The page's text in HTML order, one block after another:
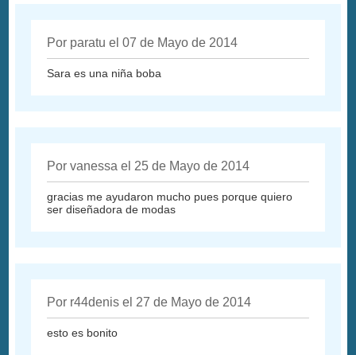
Por paratu el 07 de Mayo de 2014
Sara es una niña boba
Por vanessa el 25 de Mayo de 2014
gracias me ayudaron mucho pues porque quiero
ser diseñadora de modas
Por r44denis el 27 de Mayo de 2014
esto es bonito